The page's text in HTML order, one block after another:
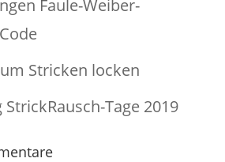
Faule-Weiber-
Stricken locken
Tage 2019